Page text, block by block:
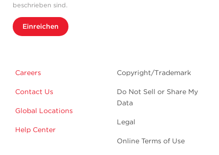
beschrieben sind.
Einreichen
Careers
Contact Us
Global Locations
Help Center
Copyright/Trademark
Do Not Sell or Share My
Data
Legal
Online Terms of Use